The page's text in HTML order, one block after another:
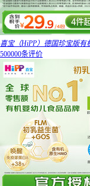
喜宝（HiPP）德国珍宝版有
500000条评价